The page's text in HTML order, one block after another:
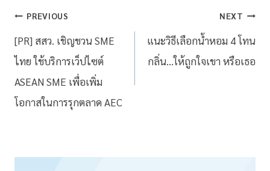
PREVIOUS
[PR] สสว. เชิญชวน SME
ไทย ใช้บริการเว็ปไซต์
ASEAN SME เพื่อเพิ่ม
โอกาสในการรุกตลาด AEC
NEXT
แนะวิธีเลือกน้ำหอม 4 โทน
กลิ่น…ให้ถูกใจเขา หรือเธอ